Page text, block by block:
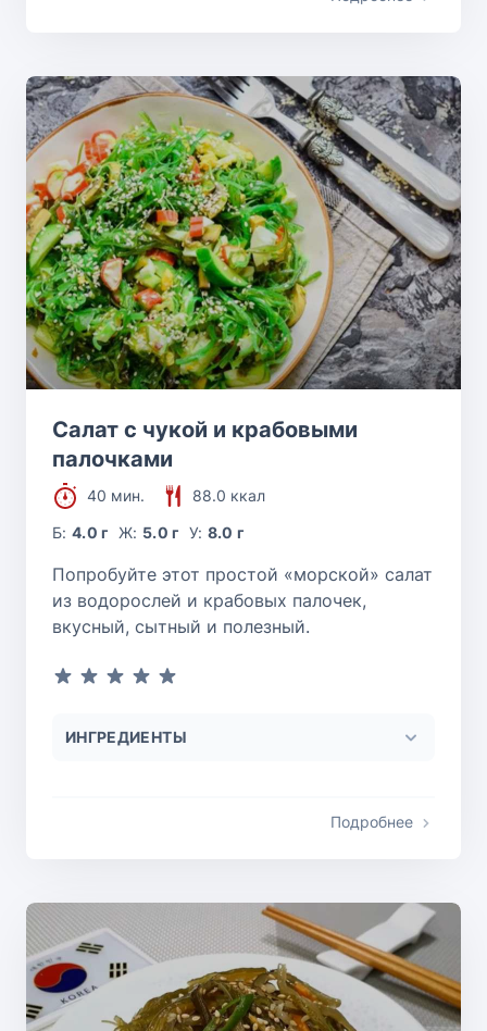
Салат с чукой и крабовыми
палочками
40 мин.
88.0 ккал
Б:4.0 г Ж: 5.0 г У: 8.0 г
Попробуйте этот простой «морской» салат
из водорослей и крабовых палочек,
вкусный, сытный и полезный.
ИНГРЕДИЕНТЫ
Подробнее